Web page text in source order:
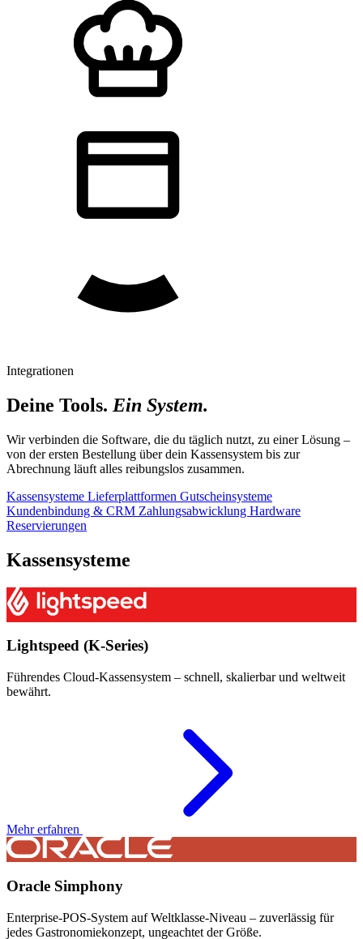
Integrationen
Deine Tools. Ein System.
Wir verbinden die Software, die du täglich nutzt, zu einer Lösung –
von der ersten Bestellung über dein Kassensystem bis zur
Abrechnung läuft alles reibungslos zusammen.
Kassensysteme Lieferplattformen Gutscheinsysteme
Kundenbindung & CRM Zahlungsabwicklung Hardware
Reservierungen
Kassensysteme
Lightspeed (K-Series)
Führendes Cloud-Kassensystem – schnell, skalierbar und weltweit
bewährt.
Mehr erfahren
Oracle Simphony
Enterprise-POS-System auf Weltklasse-Niveau – zuverlässig für
jedes Gastronomiekonzept, ungeachtet der Größe.